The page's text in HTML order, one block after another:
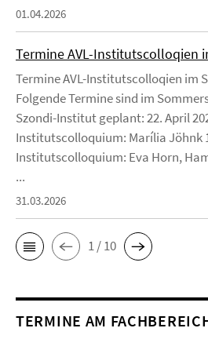
01.04.2026
Termine AVL-Institutscolloqien
Termine AVL-Institutscolloqien im
Folgende Termine sind im
Szondi-Institut geplant: 22. April
Institutscolloquium: Marília Jöhnk
Institutscolloquium: Eva Horn,
...
31.03.2026
1 / 10
TERMINE AM